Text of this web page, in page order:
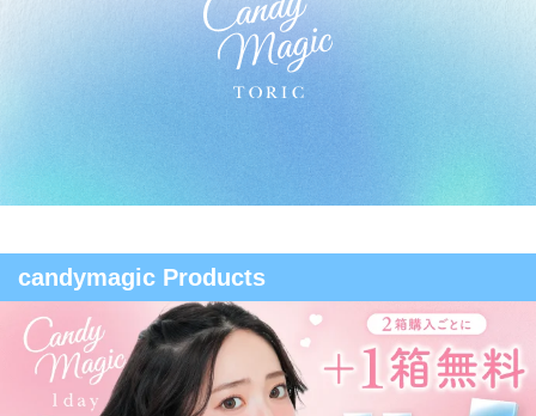
candymagic Products